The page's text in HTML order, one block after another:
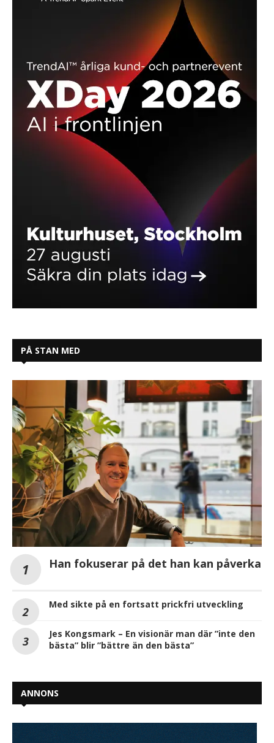
PÅ STAN MED
Han fokuserar på det han kan påverka
Med sikte på en fortsatt prickfri utveckling
Jes Kongsmark – En visionär man där ”inte den
bästa” blir ”bättre än den bästa”
ANNONS